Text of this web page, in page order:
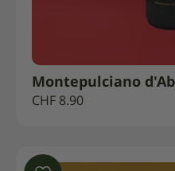
Montepulciano
CHF 8.90